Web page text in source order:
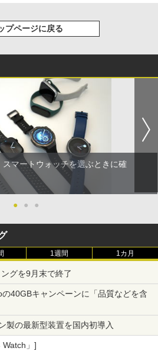
プページに戻る
マートウォッチを選ぶときに確
● ● ●
1週間 1カ月
グを9月末で終了
40GBキャンペーンに「品質などを含
製の最新型装置を国内初導入
Watch」]